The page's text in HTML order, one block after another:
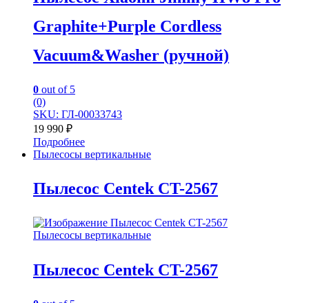
Graphite+Purple Cordless
Vacuum&Washer (ручной)
0 out of 5
(0)
SKU: ГЛ-00033743
19 990 ₽
Подробнее
Пылесосы вертикальные
Пылесос Centek CT-2567
Пылесосы вертикальные
Пылесос Centek CT-2567